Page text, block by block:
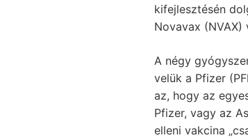
kifejlesztésén
Novavax
A négy
velük a Pfizer
az, hogy az
Pfizer, vagy az
elleni vakcina